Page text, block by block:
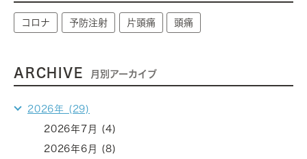
コロナ 予防注射 片頭痛 頭痛
ARCHIVE 月別アーカイブ
2026年 (29)
2026年7月 (4)
2026年6月 (8)